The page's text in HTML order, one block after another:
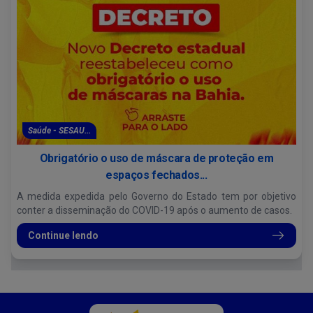
Saúde - SESAU...
Obrigatório o uso de máscara de proteção em
espaços fechados...
A medida expedida pelo Governo do Estado tem por objetivo
conter a disseminação do COVID-19 após o aumento de casos.
Continue lendo